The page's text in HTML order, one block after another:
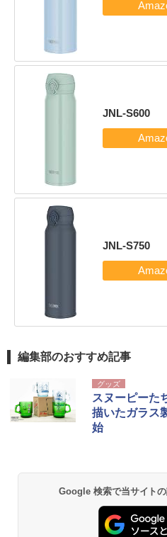
JNL-S600
JNL-S750
編集部のおすすめ記事
グッズ
スヌーピーた
描いたガラス
始
Google 検索で当サイト